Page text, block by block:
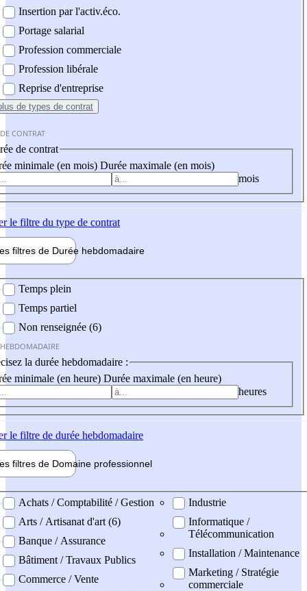
Insertion par l'activ.éco.
Portage salarial
Profession commerciale
Profession libérale
Reprise d'entreprise
de types de contrat
CONTRAT
de contrat
minimale (en mois) Durée maximale (en mois)
mois
le filtre du type de contrat
filtres de Durée hebdomadaire
Temps plein
Temps partiel
Non renseignée (6)
la durée hebdomadaire :
minimale (en heure) Durée maximale (en heure)
heures
le filtre de durée hebdomadaire
filtres de Domaine professionnel
professionel
Achats / Comptabilité / Gestion
Arts / Artisanat d'art (6)
Banque / Assurance
Bâtiment / Travaux Publics
Commerce / Vente
Industrie
Informatique /
Télécommunication
Installation / Maintenance
Marketing / Stratégie
commerciale